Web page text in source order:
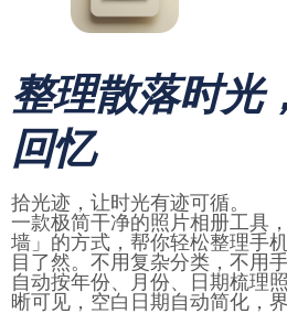
整理散落时光
回忆
拾光迹，让时光有迹可循。
一款极简干净的照片相册工具
墙」的方式，帮你轻松整理手
目了然。不用复杂分类，不用
自动按年份、月份、日期梳理
晰可见，空白日期自动简化，